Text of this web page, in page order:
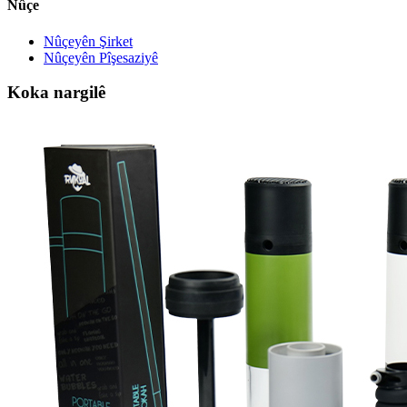
Nûçe
Nûçeyên Şirket
Nûçeyên Pîşesaziyê
Koka nargilê